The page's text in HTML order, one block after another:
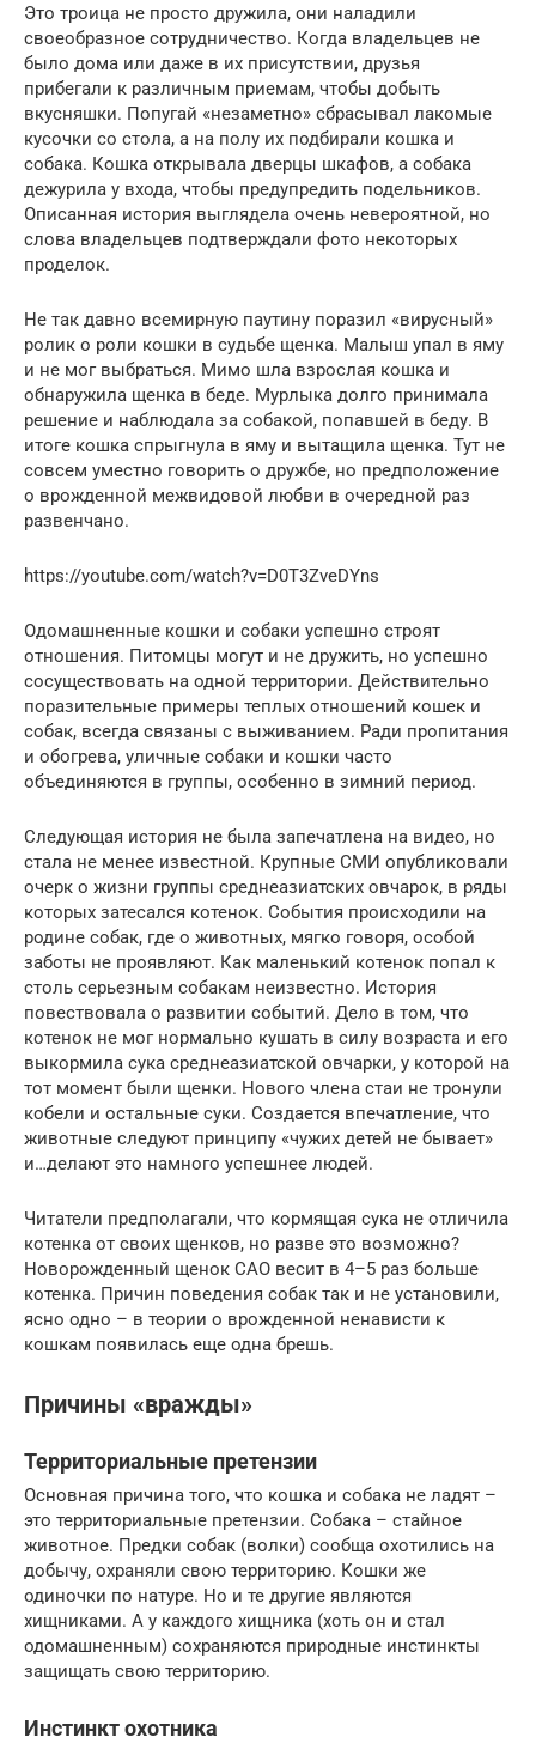
Это троица не просто дружила, они наладили
своеобразное сотрудничество. Когда владельцев не
было дома или даже в их присутствии, друзья
прибегали к различным приемам, чтобы добыть
вкусняшки. Попугай «незаметно» сбрасывал лакомые
кусочки со стола, а на полу их подбирали кошка и
собака. Кошка открывала дверцы шкафов, а собака
дежурила у входа, чтобы предупредить подельников.
Описанная история выглядела очень невероятной, но
слова владельцев подтверждали фото некоторых
проделок.
Не так давно всемирную паутину поразил «вирусный»
ролик о роли кошки в судьбе щенка. Малыш упал в яму
и не мог выбраться. Мимо шла взрослая кошка и
обнаружила щенка в беде. Мурлыка долго принимала
решение и наблюдала за собакой, попавшей в беду. В
итоге кошка спрыгнула в яму и вытащила щенка. Тут не
совсем уместно говорить о дружбе, но предположение
о врожденной межвидовой любви в очередной раз
развенчано.
https://youtube.com/watch?v=D0T3ZveDYns
Одомашненные кошки и собаки успешно строят
отношения. Питомцы могут и не дружить, но успешно
сосуществовать на одной территории. Действительно
поразительные примеры теплых отношений кошек и
собак, всегда связаны с выживанием. Ради пропитания
и обогрева, уличные собаки и кошки часто
объединяются в группы, особенно в зимний период.
Следующая история не была запечатлена на видео, но
стала не менее известной. Крупные СМИ опубликовали
очерк о жизни группы среднеазиатских овчарок, в ряды
которых затесался котенок. События происходили на
родине собак, где о животных, мягко говоря, особой
заботы не проявляют. Как маленький котенок попал к
столь серьезным собакам неизвестно. История
повествовала о развитии событий. Дело в том, что
котенок не мог нормально кушать в силу возраста и его
выкормила сука среднеазиатской овчарки, у которой на
тот момент были щенки. Нового члена стаи не тронули
кобели и остальные суки. Создается впечатление, что
животные следуют принципу «чужих детей не бывает»
и…делают это намного успешнее людей.
Читатели предполагали, что кормящая сука не отличила
котенка от своих щенков, но разве это возможно?
Новорожденный щенок САО весит в 4–5 раз больше
котенка. Причин поведения собак так и не установили,
ясно одно – в теории о врожденной ненависти к
кошкам появилась еще одна брешь.
Причины «вражды»
Территориальные претензии
Основная причина того, что кошка и собака не ладят –
это территориальные претензии. Собака – стайное
животное. Предки собак (волки) сообща охотились на
добычу, охраняли свою территорию. Кошки же
одиночки по натуре. Но и те другие являются
хищниками. А у каждого хищника (хоть он и стал
одомашненным) сохраняются природные инстинкты
защищать свою территорию.
Инстинкт охотника